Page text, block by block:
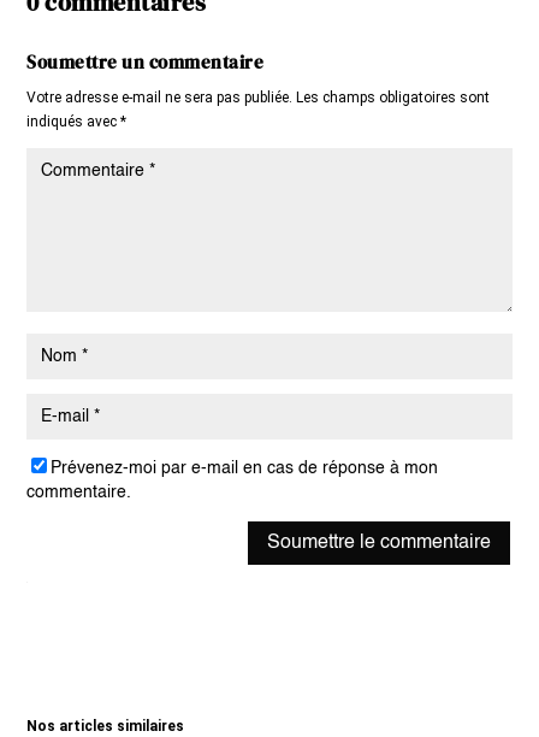
Soumettre un commentaire
Votre adresse e-mail ne sera pas publiée. Les champs obligatoires sont
indiqués avec*
Prévenez-moi par e-mail en cas de réponse à mon
commentaire.
Soumettre le commentaire
Nos articles similaires